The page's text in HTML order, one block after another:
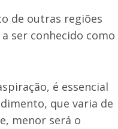
de outras regiões
ser conhecido como
é essencial
que varia de
menor será o